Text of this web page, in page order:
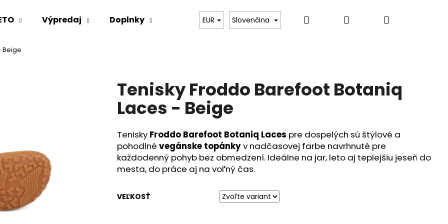
Výpredaj Doplnky Oblečenie Kontakt
EUR Slovenčina Hľadať PrihlásenieNákupný
Beige
Tenisky Froddo Barefoot Botaniq
Laces - Beige
Tenisky Froddo Barefoot Botaniq Laces pre dospelých sú štýlové a
pohodlné vegánske topánkyv nadčasovej farbe navrhnuté pre
každodenný pohyb bez obmedzení. Ideálne na jar, leto aj teplejšiu jeseň do
mesta, do práce aj na voľný čas.
VEĽKOSŤ
Čo potrebujete nájsť?
HĽADAŤ